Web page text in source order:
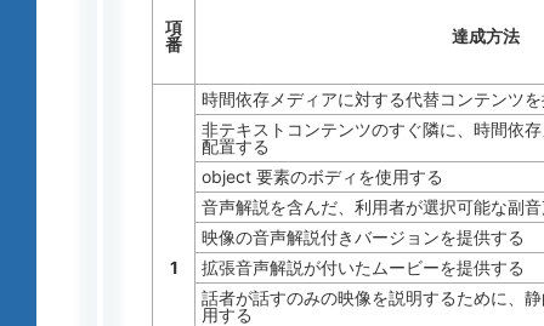
項
番
達成方法
1
時間依存メディアに対する代替コンテンツ
非テキストコンテンツのすぐ隣に、時間依
配置する
object 要素のボディを使用する
音声解説を含んだ、利用者が選択可能な副
映像の音声解説付きバージョンを提供する
拡張音声解説が付いたムービーを提供する
話者が話すのみの映像を説明するために、
用する